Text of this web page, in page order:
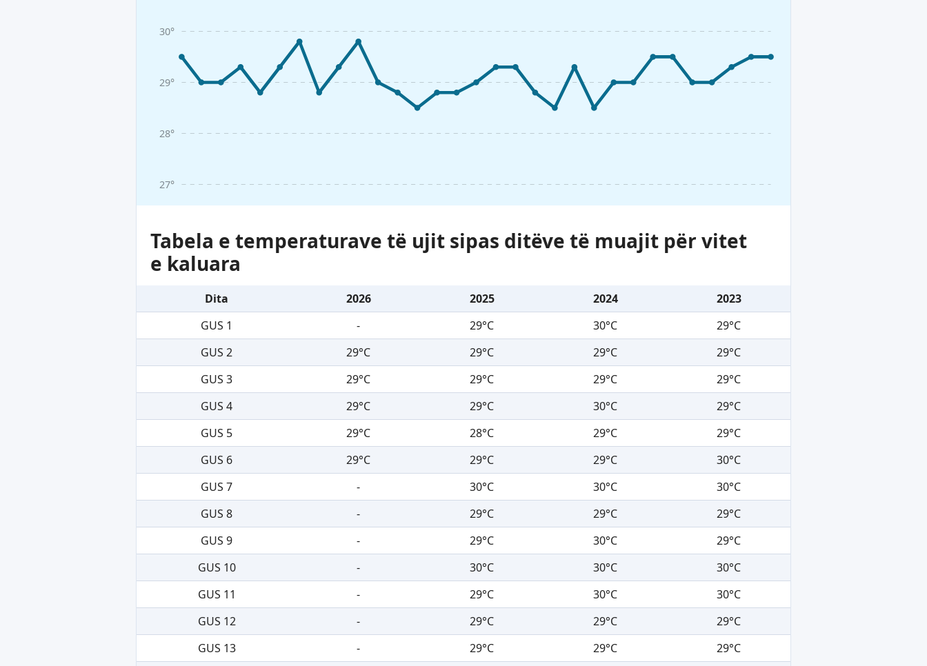
27°
28°
29°
30°
Tabela e temperaturave të ujit sipas ditëve të muajit për vitet
e kaluara
Dita 2026 2025 2024
2023
GUS 1
- 29°C 30°C
29°C
GUS 2
29°C 29°C 29°C
29°C
GUS 3
29°C 29°C 29°C
29°C
GUS 4
29°C 29°C 30°C
29°C
GUS 5
29°C 28°C 29°C
29°C
GUS 6
29°C 29°C 29°C
30°C
GUS 7
- 30°C 30°C
30°C
GUS 8
- 29°C 29°C
29°C
GUS 9
- 29°C 30°C
29°C
GUS 10
- 30°C 30°C
30°C
GUS 11
- 29°C 30°C
30°C
GUS 12
- 29°C 29°C
29°C
GUS 13
- 29°C 29°C
29°C